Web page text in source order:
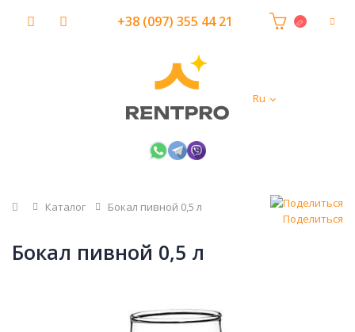
Ru
+38 (097) 355 44 21
Главная
Каталог
Бокал пивной 0,5 л
Поделиться
Бокал пивной 0,5 л